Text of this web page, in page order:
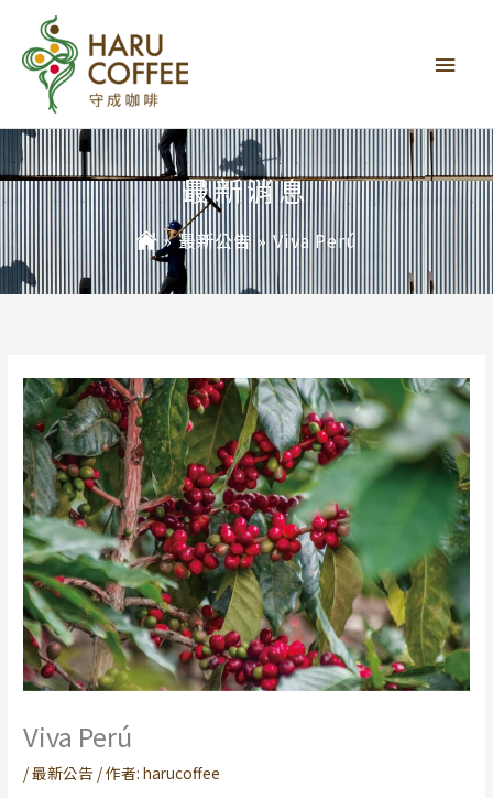
要
單
最新消息
»最新公告 »Viva Perú
Viva Perú
/最新公告 / 作者:harucoffee